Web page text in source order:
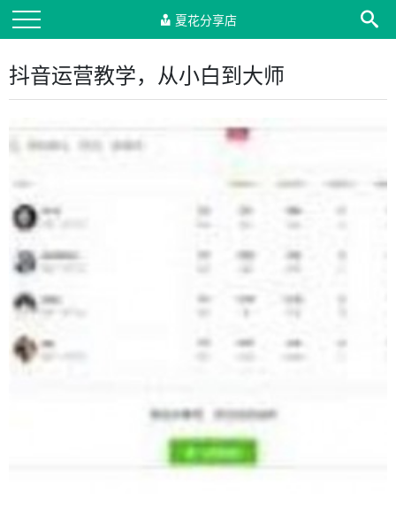
夏花分享店
抖音运营教学，从小白到大师